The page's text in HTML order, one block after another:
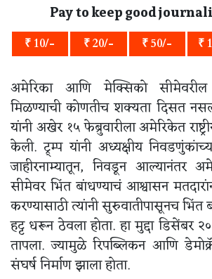
Pay to keep good
₹ 10/- ₹ 20/- ₹ 50/- ₹
अमेरिका आणि मेक्सिको सीमेवरील
मिळण्याची कोणतीच शक्यता दिसत
यांनी अखेर १५ फेब्रुवारीला अमेरिकेत
केली. ट्र्म्प यांनी अध्यक्षीय
जाहीरनाम्यातून, निवडून आल्यानंतर
सीमेवर भिंत बांधण्याचं आश्वासन
करण्यासाठी त्यांनी सुरुवातीपासूनच भिंत
हट्ट धरून ठेवला होता. हा मुद्दा डिसेंबर
तापला. ज्यामुळे रिपब्लिकन आणि
संघर्ष निर्माण झाला होता.